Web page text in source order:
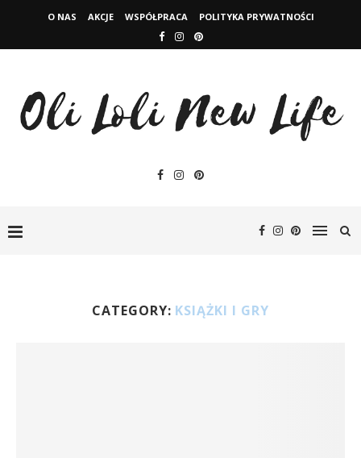
O NAS AKCJE WSPÓŁPRACA POLITYKA PRYWATNOŚCI
CATEGORY: KSIĄŻKI I GRY